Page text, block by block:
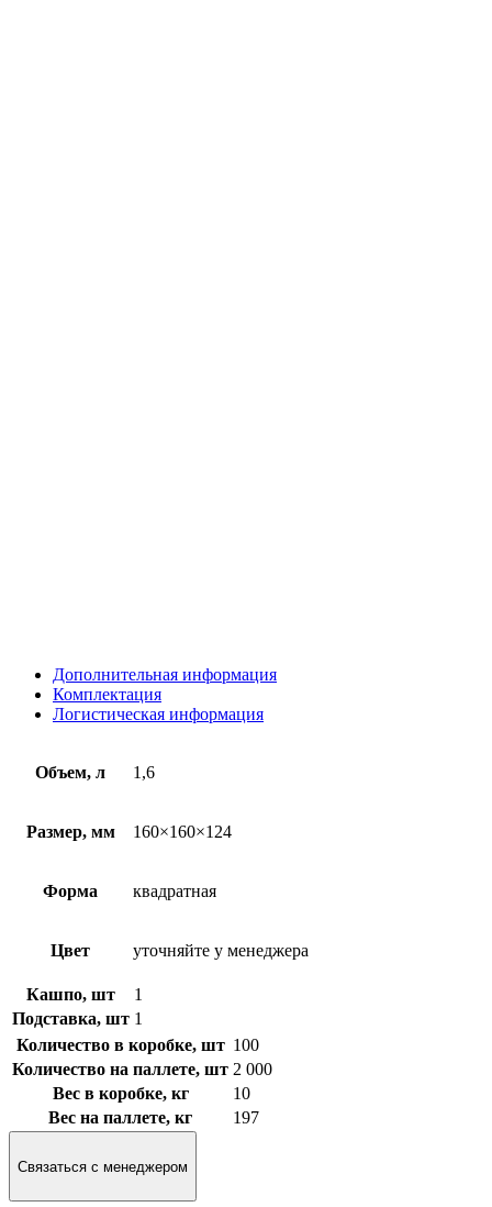
Дополнительная информация
Комплектация
Логистическая информация
Объем, л 1,6
Размер, мм 160×160×124
Форма квадратная
Цвет уточняйте у менеджера
Кашпо, шт
1
Подставка, шт 1
Количество в коробке, шт 100
Количество на паллете, шт 2 000
Вес в коробке, кг
10
Вес на паллете, кг
197
Связаться с менеджером